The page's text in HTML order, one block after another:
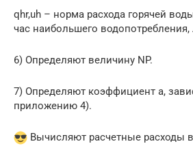
qhr,uh – норма расхода горячей
час наибольшего водопотребления,
6) Определяют величину NP.
7) Определяют коэффициент a,
приложению 4).
Вычисляют расчетные расходы